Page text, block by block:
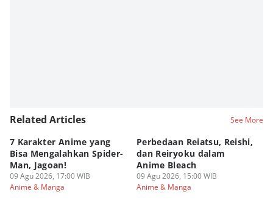
Related Articles See More
7 Karakter Anime yang
Bisa Mengalahkan Spider-
Man, Jagoan!
09 Agu 2026, 17:00 WIB
Anime & Manga
Perbedaan Reiatsu, Reishi,
dan Reiryoku dalam
Anime Bleach
09 Agu 2026, 15:00 WIB
Anime & Manga